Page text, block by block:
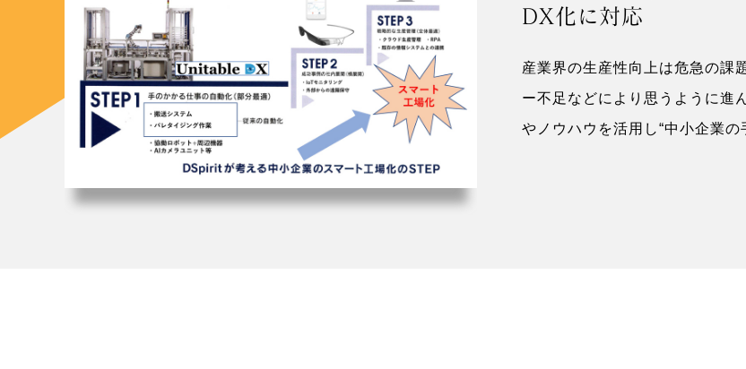
DX化に対応
産業界の生産性向上は危急の課
ー不足などにより思うように進
やノウハウを活用し“中小企業